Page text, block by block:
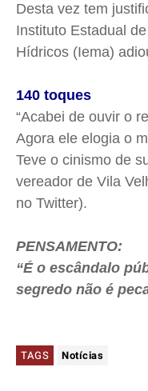
Desta vez tem
Instituto Estadual
Hídricos (Iema)
140 toques
“Acabei de ouvir o
Agora ele elogia o
Teve o cinismo de
vereador de Vila
no Twitter).
PENSAMENTO:
“É o escândalo
segredo não é
TAGS Notícias